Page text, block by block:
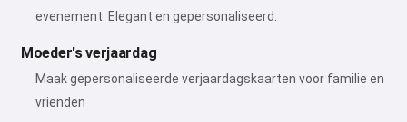
evenement. Elegant en gepersonaliseerd.
Moeder's verjaardag
Maak gepersonaliseerde verjaardagskaarten voor familie en
vrienden